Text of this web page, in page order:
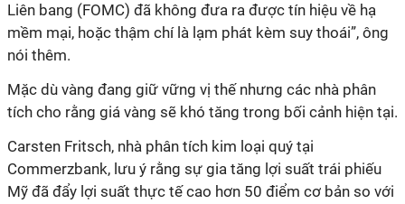
Liên bang (FOMC) đã không đưa ra được tín hiệu về hạ
mềm mại, hoặc thậm chí là lạm phát kèm suy thoái”, ông
nói thêm.
Mặc dù vàng đang giữ vững vị thế nhưng các nhà phân
tích cho rằng giá vàng sẽ khó tăng trong bối cảnh hiện tại.
Carsten Fritsch, nhà phân tích kim loại quý tại
Commerzbank, lưu ý rằng sự gia tăng lợi suất trái phiếu
Mỹ đã đẩy lợi suất thực tế cao hơn 50 điểm cơ bản so với